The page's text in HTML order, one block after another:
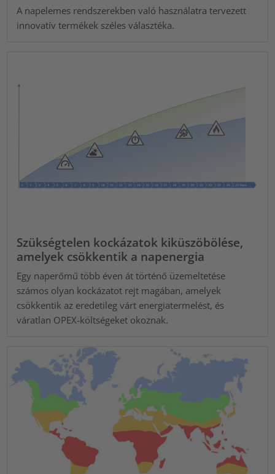
A napelemes rendszerekben való használatra tervezett
innovatív termékek széles választéka.
Szükségtelen kockázatok kiküszöbölése,
amelyek csökkentik a napenergia
Egy naperőmű több éven át történő üzemeltetése
számos olyan kockázatot rejt magában, amelyek
csökkentik az eredetileg várt energiatermelést, és
váratlan OPEX-költségeket okoznak.